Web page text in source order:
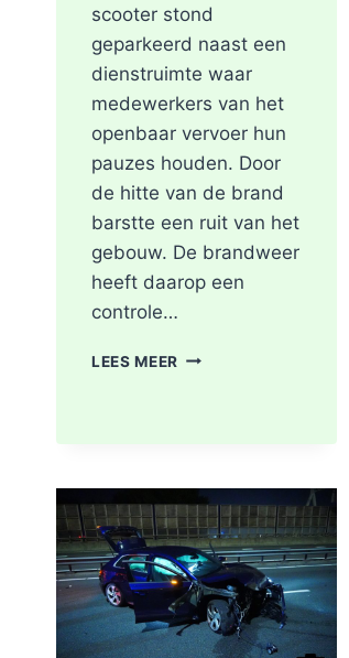
scooter stond
geparkeerd naast een
dienstruimte waar
medewerkers van het
openbaar vervoer hun
pauzes houden. Door
de hitte van de brand
barstte een ruit van het
gebouw. De brandweer
heeft daarop een
controle…
LEES MEER SCOOTER
KRALINGSE
ZOOM
IN
ROTTERDAM